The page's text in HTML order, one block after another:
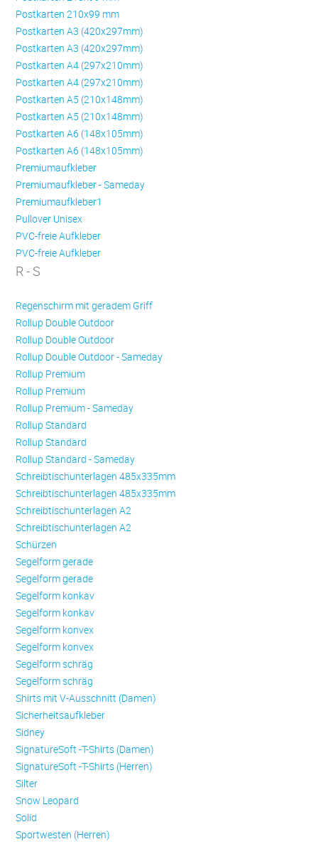
Postkarten 210x99 mm
Postkarten A3 (420x297mm)
Postkarten A3 (420x297mm)
Postkarten A4 (297x210mm)
Postkarten A4 (297x210mm)
Postkarten A5 (210x148mm)
Postkarten A5 (210x148mm)
Postkarten A6 (148x105mm)
Postkarten A6 (148x105mm)
Premiumaufkleber
Premiumaufkleber - Sameday
Premiumaufkleber1
Pullover Unisex
PVC-freie Aufkleber
PVC-freie Aufkleber
R - S
Regenschirm mit geradem Griff
Rollup Double Outdoor
Rollup Double Outdoor
Rollup Double Outdoor - Sameday
Rollup Premium
Rollup Premium
Rollup Premium - Sameday
Rollup Standard
Rollup Standard
Rollup Standard - Sameday
Schreibtischunterlagen 485x335mm
Schreibtischunterlagen 485x335mm
Schreibtischunterlagen A2
Schreibtischunterlagen A2
Schürzen
Se­gel­form ge­ra­de
Se­gel­form ge­ra­de
Se­gel­form konkav
Se­gel­form konkav
Se­gel­form konvex
Se­gel­form konvex
Se­gel­form schräg
Se­gel­form schräg
Shirts mit V-Ausschnitt (Damen)
Sicherheitsaufkleber
Sidney
SignatureSoft -T-Shirts (Damen)
SignatureSoft -T-Shirts (Herren)
Silter
Snow Leopard
Solid
Sportwesten (Herren)